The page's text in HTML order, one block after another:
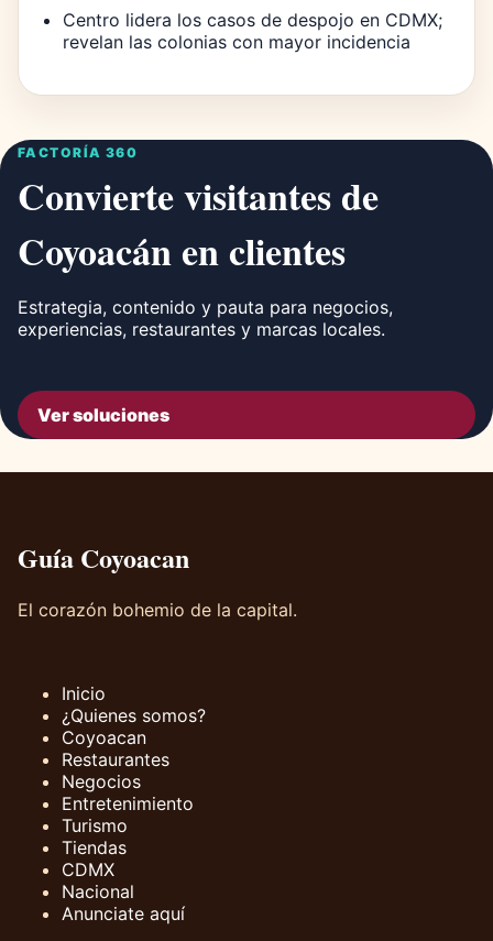
Centro lidera los casos de despojo en CDMX;
revelan las colonias con mayor incidencia
FACTORÍA 360
Convierte visitantes de
Coyoacán en clientes
Estrategia, contenido y pauta para negocios,
experiencias, restaurantes y marcas locales.
Ver soluciones
Guía Coyoacan
El corazón bohemio de la capital.
Inicio
¿Quienes somos?
Coyoacan
Restaurantes
Negocios
Entretenimiento
Turismo
Tiendas
CDMX
Nacional
Anunciate aquí